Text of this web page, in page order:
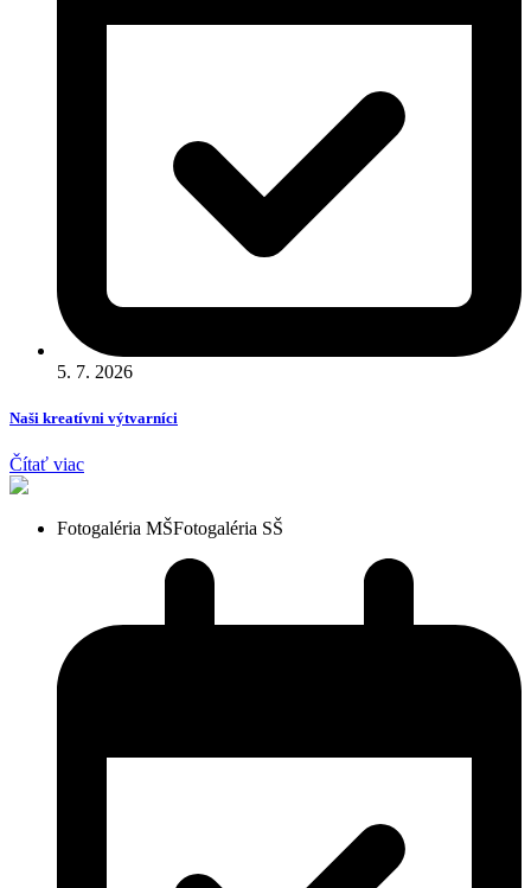
5. 7. 2026
Naši kreatívni výtvarníci
Čítať viac
Fotogaléria MŠFotogaléria SŠ